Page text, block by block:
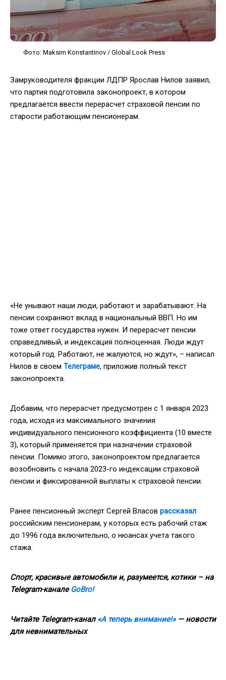
Фото: Maksim Konstantinov / Global Look Press
Замруководителя фракции ЛДПР Ярослав Нилов заявил,
что партия подготовила законопроект, в котором
предлагается ввести перерасчет страховой пенсии по
старости работающим пенсионерам.
«Не унывают наши люди, работают и зарабатывают. На
пенсии сохраняют вклад в национальный ВВП. Но им
тоже ответ государства нужен. И перерасчет пенсии
справедливый, и индексация полноценная. Люди ждут
который год. Работают, не жалуются, но ждут», – написал
Нилов в своем Телеграме, приложив полный текст
законопроекта.
Добавим, что перерасчет предусмотрен с 1 января 2023
года, исходя из максимального значения
индивидуального пенсионного коэффициента (10 вместе
3), который применяется при назначении страховой
пенсии. Помимо этого, законопроектом предлагается
возобновить с начала 2023-го индексации страховой
пенсии и фиксированной выплаты к страховой пенсии.
Ранее пенсионный эксперт Сергей Власов рассказал
российским пенсионерам, у которых есть рабочий стаж
до 1996 года включительно, о нюансах учета такого
стажа.
Спорт, красивые автомобили и, разумеется, котики – на
Telegram-канале GoBro!
Читайте Telegram-канал «А теперь внимание!»— новости
для невнимательных